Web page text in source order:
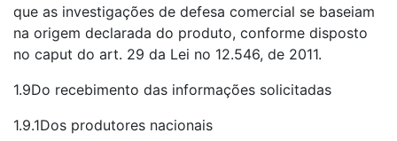
que as investigações de defesa comercial se baseiam
na origem declarada do produto, conforme disposto
no caput do art. 29 da Lei no 12.546, de 2011.
1.9Do recebimento das informações solicitadas
1.9.1Dos produtores nacionais